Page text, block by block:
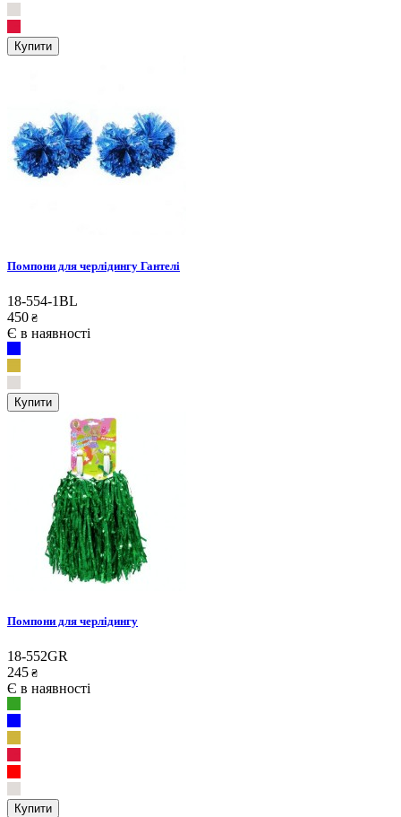
Купити
Помпони для черлідингу Гантелі
18-554-1BL
450 ₴
Є в наявності
Купити
Помпони для черлідингу
18-552GR
245 ₴
Є в наявності
Купити